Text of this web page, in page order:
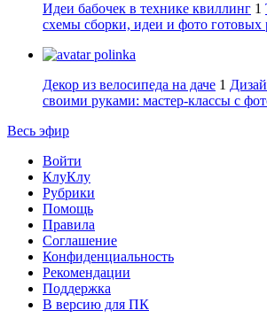
Идеи бабочек в технике квиллинг 1
схемы сборки, идеи и фото готовых
polinka
Декор из велосипеда на даче 1
своими руками: мастер-классы с
Весь эфир
Войти
КлуКлу
Рубрики
Помощь
Правила
Соглашение
Конфиденциальность
Рекомендации
Поддержка
В версию для ПК